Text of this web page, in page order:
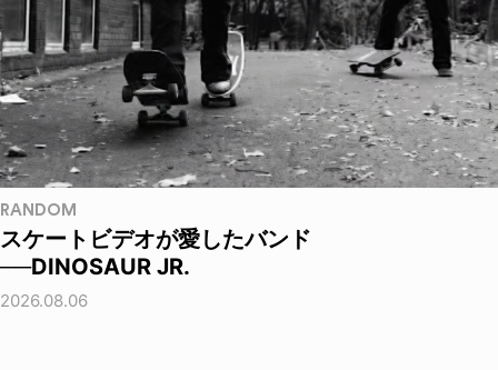
RANDOM
スケートビデオが愛したバンド
──DINOSAUR JR.
2026.08.06